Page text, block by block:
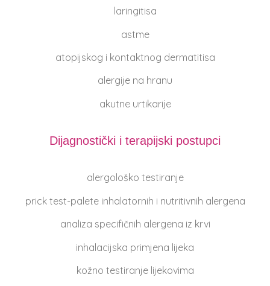
laringitisa
astme
atopijskog i kontaktnog dermatitisa
alergije na hranu
akutne urtikarije
Dijagnostički i terapijski postupci
alergološko testiranje
prick test-palete inhalatornih i nutritivnih alergena
analiza specifičnih alergena iz krvi
inhalacijska primjena lijeka
kožno testiranje lijekovima